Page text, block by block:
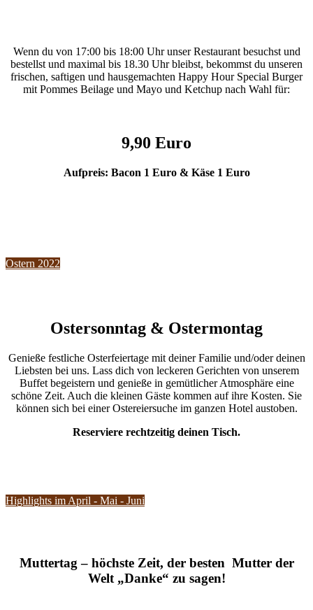
Wenn du von 17:00 bis 18:00 Uhr unser Restaurant besuchst und
bestellst und maximal bis 18.30 Uhr bleibst, bekommst du unseren
frischen, saftigen und hausgemachten Happy Hour Special Burger
mit Pommes Beilage und Mayo und Ketchup nach Wahl für:
9,90 Euro
Aufpreis: Bacon 1 Euro & Käse 1 Euro
Ostern 2022
Ostersonntag & Ostermontag
Genieße festliche Osterfeiertage mit deiner Familie und/oder deinen
Liebsten bei uns. Lass dich von leckeren Gerichten von unserem
Buffet begeistern und genieße in gemütlicher Atmosphäre eine
schöne Zeit. Auch die kleinen Gäste kommen auf ihre Kosten. Sie
können sich bei einer Ostereiersuche im ganzen Hotel austoben.
Reserviere rechtzeitig deinen Tisch.
Highlights im April - Mai - Juni
Muttertag – höchste Zeit, der besten Mutter der
Welt „Danke“ zu sagen!